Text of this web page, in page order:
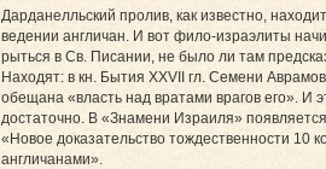
Дарданелльский пролив, как известно,
ведении англичан. И вот фило-израэлиты
рыться в Св. Писании, не было ли там
Находят: в кн. Бытия XXVII гл. Семени
обещана «власть над вратами врагов его». И
достаточно. В «Знамени Израиля»
«Новое доказательство тождественности 10
англичанами».